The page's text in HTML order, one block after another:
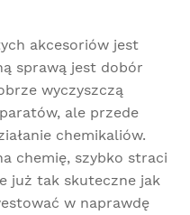
akcesoriów jest
sprawą jest dobór
wyczyszczą
ale przede
chemikaliów.
chemię, szybko straci
już tak skuteczne jak
w naprawdę